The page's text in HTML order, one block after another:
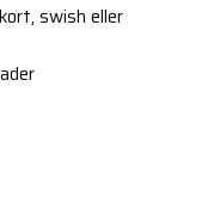
swish eller